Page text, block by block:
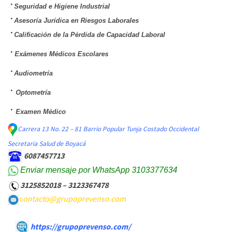
• Seguridad e Higiene Industrial
• Asesoría Jurídica en Riesgos Laborales
• Calificación de la Pérdida de Capacidad Laboral
• Exámenes Médicos Escolares
• Audiometría
• Optometría
• Examen Médico
Carrera 13 No. 22 – 81 Barrio Popular Tunja Costado Occidental
Secretaria Salud de Boyacá
6087457713
Enviar mensaje por WhatsApp 3103377634
3125852018 – 3123367478
contacto@grupoprevenso.com
https://grupoprevenso.com/